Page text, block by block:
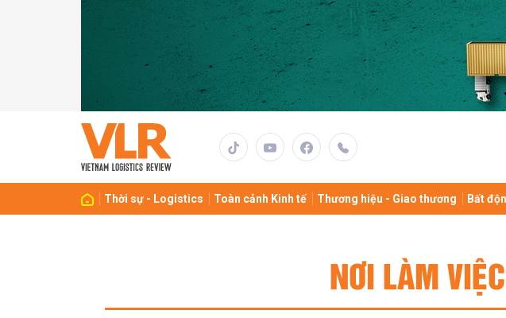
Thời sự - Logistics Toàn cảnh Kinh tế Thương hiệu - Giao thương Bất
NƠI LÀM